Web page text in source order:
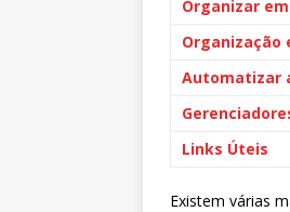
Organizar
Organização
Automatizar
Links Úteis
Existem várias